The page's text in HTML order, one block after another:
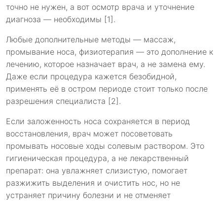
точно не нужен, а вот осмотр врача и уточнение
диагноза — необходимы [1].
Любые дополнительные методы — массаж,
промывание носа, физиотерапия — это дополнение к
лечению, которое назначает врач, а не замена ему.
Даже если процедура кажется безобидной,
применять её в остром периоде стоит только после
разрешения специалиста [2].
Если заложенность носа сохраняется в период
восстановления, врач может посоветовать
промывать носовые ходы солевым раствором. Это
гигиеническая процедура, а не лекарственный
препарат: она увлажняет слизистую, помогает
разжижить выделения и очистить нос, но не
устраняет причину болезни и не отменяет